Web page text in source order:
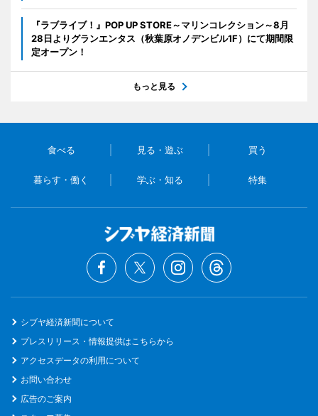
『ラブライブ！』POP UP STORE～マリンコレクション～8月
28日よりグランエンタス（秋葉原オノデンビル1F）にて期間限
定オープン！
もっと見る
食べる 見る・遊ぶ 買う
暮らす・働く 学ぶ・知る 特集
シブヤ経済新聞について
プレスリリース・情報提供はこちらから
アクセスデータの利用について
お問い合わせ
広告のご案内